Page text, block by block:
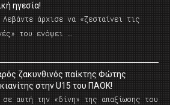
ηγεσία!
άρχισε να «ζεσταίνει τις
του ενόψει …
ζακυνθινός παίκτης Φώτης
στην U15 του ΠΑΟΚ!
σε αυτή την «δίνη» της απαξίωσης του